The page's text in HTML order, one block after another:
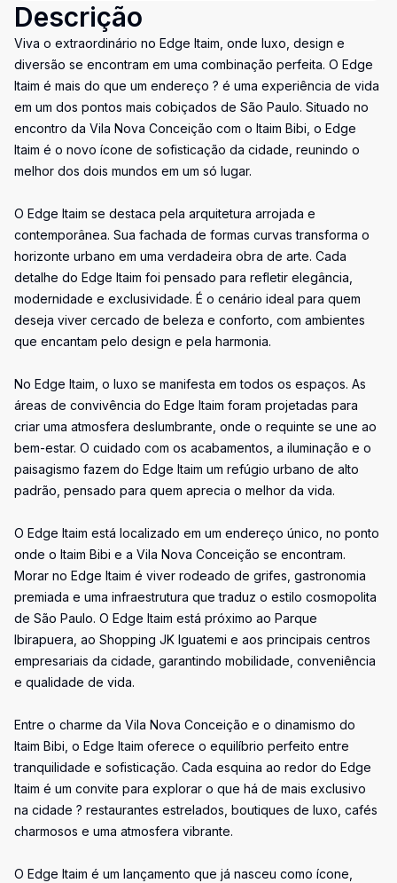
Descrição
Viva o extraordinário no Edge Itaim, onde luxo, design e
diversão se encontram em uma combinação perfeita. O Edge
Itaim é mais do que um endereço ? é uma experiência de vida
em um dos pontos mais cobiçados de São Paulo. Situado no
encontro da Vila Nova Conceição com o Itaim Bibi, o Edge
Itaim é o novo ícone de sofisticação da cidade, reunindo o
melhor dos dois mundos em um só lugar.
O Edge Itaim se destaca pela arquitetura arrojada e
contemporânea. Sua fachada de formas curvas transforma o
horizonte urbano em uma verdadeira obra de arte. Cada
detalhe do Edge Itaim foi pensado para refletir elegância,
modernidade e exclusividade. É o cenário ideal para quem
deseja viver cercado de beleza e conforto, com ambientes
que encantam pelo design e pela harmonia.
No Edge Itaim, o luxo se manifesta em todos os espaços. As
áreas de convivência do Edge Itaim foram projetadas para
criar uma atmosfera deslumbrante, onde o requinte se une ao
bem-estar. O cuidado com os acabamentos, a iluminação e o
paisagismo fazem do Edge Itaim um refúgio urbano de alto
padrão, pensado para quem aprecia o melhor da vida.
O Edge Itaim está localizado em um endereço único, no ponto
onde o Itaim Bibi e a Vila Nova Conceição se encontram.
Morar no Edge Itaim é viver rodeado de grifes, gastronomia
premiada e uma infraestrutura que traduz o estilo cosmopolita
de São Paulo. O Edge Itaim está próximo ao Parque
Ibirapuera, ao Shopping JK Iguatemi e aos principais centros
empresariais da cidade, garantindo mobilidade, conveniência
e qualidade de vida.
Entre o charme da Vila Nova Conceição e o dinamismo do
Itaim Bibi, o Edge Itaim oferece o equilíbrio perfeito entre
tranquilidade e sofisticação. Cada esquina ao redor do Edge
Itaim é um convite para explorar o que há de mais exclusivo
na cidade ? restaurantes estrelados, boutiques de luxo, cafés
charmosos e uma atmosfera vibrante.
O Edge Itaim é um lançamento que já nasceu como ícone,